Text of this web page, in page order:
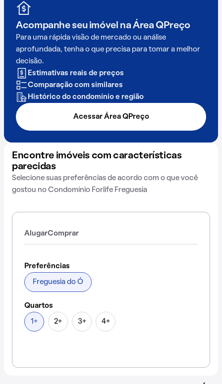
Acompanhe seu imóvel na Área QPreço
Para uma rápida visão de mercado ou análise
aprofundada, tenha o que precisa para tomar a melhor
decisão.
Estimativas reais de preços
Comparação com similares
Histórico do condomínio e região
Acessar Área QPreço
Encontre imóveis com características
parecidas
Selecione suas preferências de acordo com o que você
gostou no Condomínio Forlife Freguesia
AlugarComprar
Preferências
Freguesia do Ó
Quartos
1+ 2+ 3+ 4+